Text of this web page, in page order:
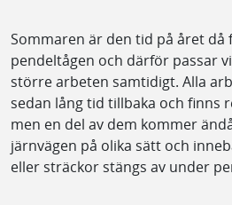
Sommaren är den tid på året då
pendeltågen och därför passar
större arbeten samtidigt. Alla
sedan lång tid tillbaka och finns
men en del av dem kommer
järnvägen på olika sätt och
eller sträckor stängs av under